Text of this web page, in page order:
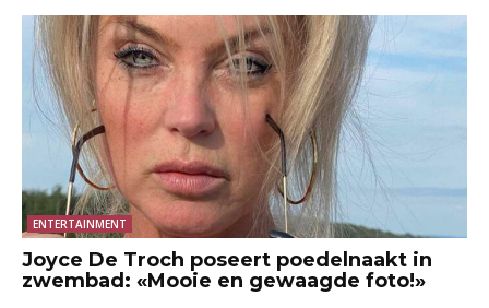
ENTERTAINMENT
Joyce De Troch poseert poedelnaakt in
zwembad: «Mooie en gewaagde foto!»